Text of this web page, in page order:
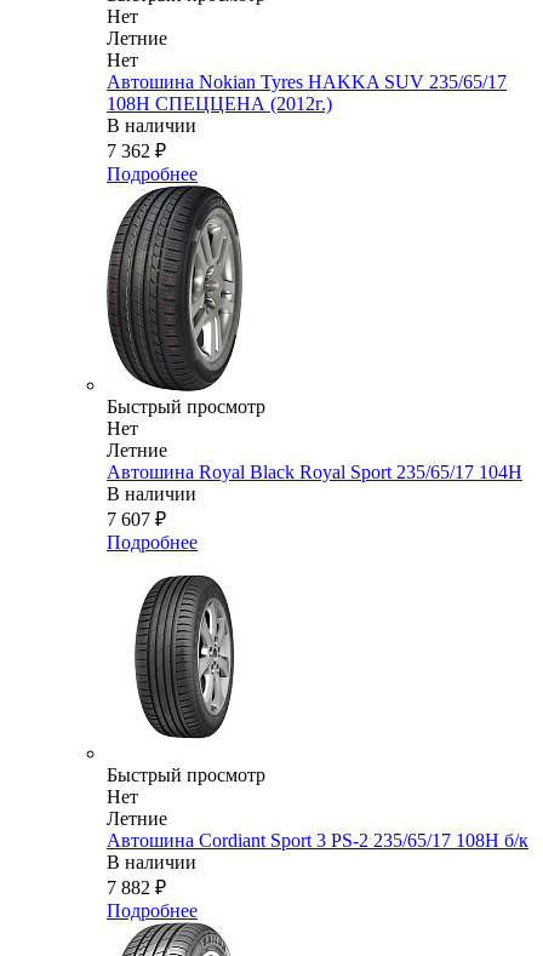
Нет
Летние
Нет
Автошина Nokian Tyres HAKKA SUV 235/65/17
108H СПЕЦЦЕНА (2012г.)
В наличии
7 362 ₽
Подробнее
Быстрый просмотр
Нет
Летние
Автошина Royal Black Royal Sport 235/65/17 104H
В наличии
7 607 ₽
Подробнее
Быстрый просмотр
Нет
Летние
Автошина Cordiant Sport 3 PS-2 235/65/17 108Н б/к
В наличии
7 882 ₽
Подробнее